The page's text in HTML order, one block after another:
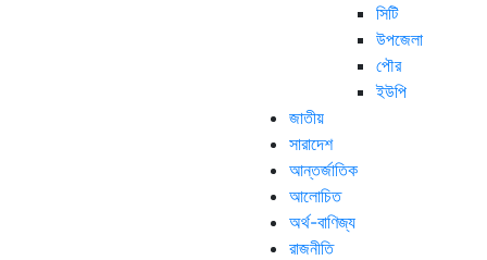
সিটি
উপজেলা
পৌর
ইউপি
জাতীয়
সারাদেশ
আন্তর্জাতিক
আলোচিত
অর্থ-বাণিজ্য
রাজনীতি